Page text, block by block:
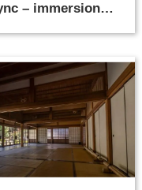
– immersion」